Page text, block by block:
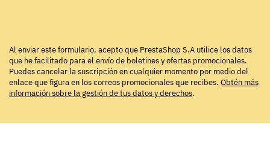
Al enviar este formulario, acepto que PrestaShop S.A utilice los datos
que he facilitado para el envío de boletines y ofertas promocionales.
Puedes cancelar la suscripción en cualquier momento por medio del
enlace que figura en los correos promocionales que recibes. Obtén más
información sobre la gestión de tus datos y derechos.